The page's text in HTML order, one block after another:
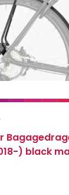
) black